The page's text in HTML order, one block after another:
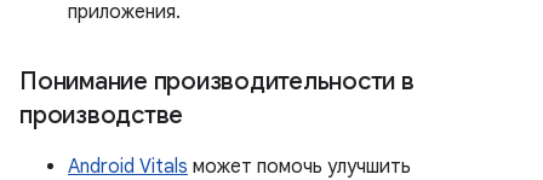
приложения.
Понимание производительности в
производстве
Android Vitals может помочь улучшить